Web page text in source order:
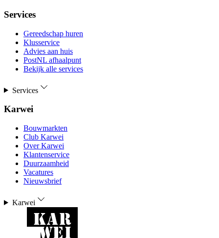
Services
Gereedschap huren
Klusservice
Advies aan huis
PostNL afhaalpunt
Bekijk alle services
Services
Karwei
Bouwmarkten
Club Karwei
Over Karwei
Klantenservice
Duurzaamheid
Vacatures
Nieuwsbrief
Karwei